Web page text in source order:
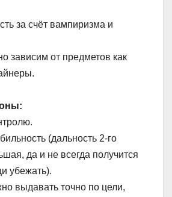
за счёт вампиризма и
зависим от предметов как
(дальность 2-го
да и не всегда получится
убежать).
выдавать точно по цели,